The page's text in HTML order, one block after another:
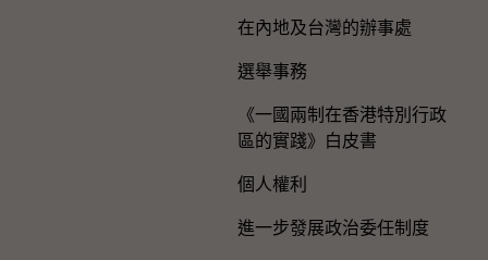
在內地及台灣的辦事處
選舉事務
《一國兩制在香港特別行政
區的實踐》白皮書
個人權利
進一步發展政治委任制度